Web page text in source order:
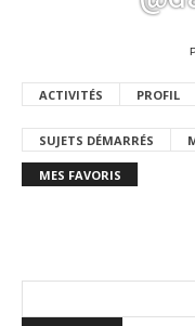
ACTIVITÉS PROFIL
SUJETS DÉMARRÉS
MES FAVORIS